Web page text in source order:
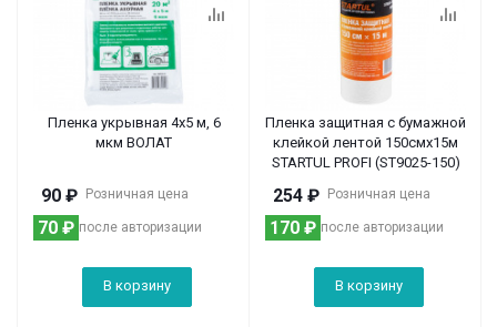
Пленка укрывная 4x5 м, 6
мкм ВОЛАТ
Розничная цена
90 ₽
после авторизации
70 ₽
В корзину
Пленка защитная с бумажной
клейкой лентой 150смх15м
STARTUL PROFI (ST9025-150)
Розничная цена
254 ₽
после авторизации
170 ₽
В корзину